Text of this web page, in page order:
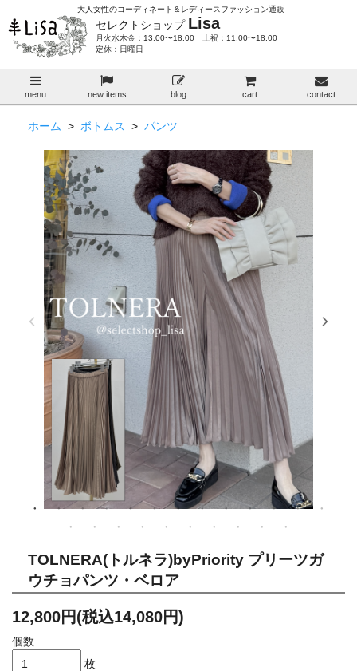
大人女性のコーディネート＆レディースファッション通販
セレクトショップ Lisa
月火水木金：13:00〜18:00 土祝：11:00〜18:00
定休：日曜日
menu new items blog cart contact
ホーム > ボトムス > パンツ
TOLNERA(トルネラ)byPriority プリーツガ
ウチョパンツ・ベロア
12,800円(税込14,080円)
個数
枚